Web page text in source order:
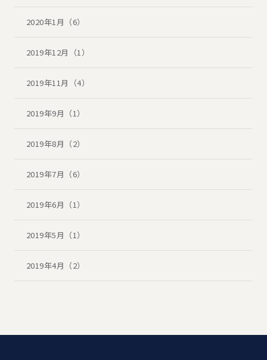
2020年1月（6）
2019年12月（1）
2019年11月（4）
2019年9月（1）
2019年8月（2）
2019年7月（6）
2019年6月（1）
2019年5月（1）
2019年4月（2）